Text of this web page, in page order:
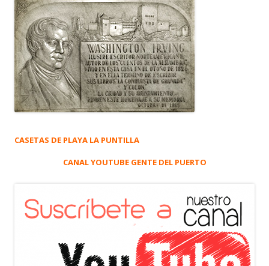
CASETAS DE PLAYA LA PUNTILLA
CANAL YOUTUBE GENTE DEL PUERTO